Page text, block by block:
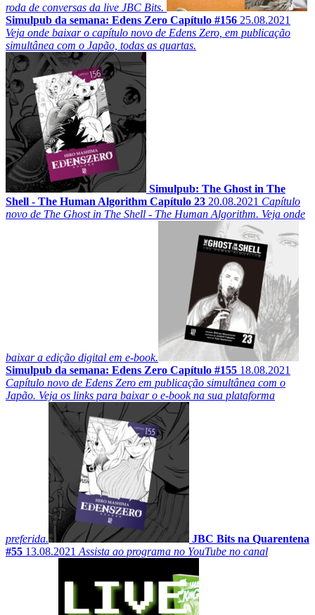
roda de conversas da live JBC Bits.
Simulpub da semana: Edens Zero Capítulo #156 25.08.2021
Veja onde baixar o capítulo novo de Edens Zero, em publicação
simultânea com o Japão, todas as quartas.
Simulpub: The Ghost in The
Shell - The Human Algorithm Capítulo 23 20.08.2021 Capítulo
novo de The Ghost in The Shell - The Human Algorithm. Veja onde
baixar a edição digital em e-book.
Simulpub da semana: Edens Zero Capítulo #155 18.08.2021
Capítulo novo de Edens Zero em publicação simultânea com o
Japão. Veja os links para baixar o e-book na sua plataforma
preferida.
JBC Bits na Quarentena
#55 13.08.2021 Assista ao programa no YouTube no canal